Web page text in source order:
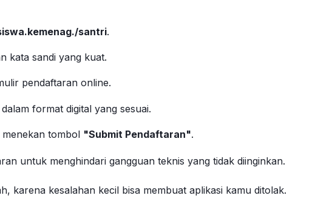
santri.
kata sandi yang kuat.
pendaftaran online.
format digital yang sesuai.
menekan tombol "Submit Pendaftaran".
untuk menghindari gangguan teknis yang tidak diinginkan.
karena kesalahan kecil bisa membuat aplikasi kamu ditolak.